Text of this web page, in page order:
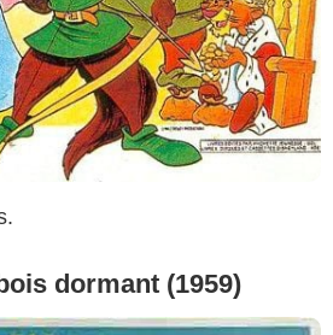
dormant (1959)